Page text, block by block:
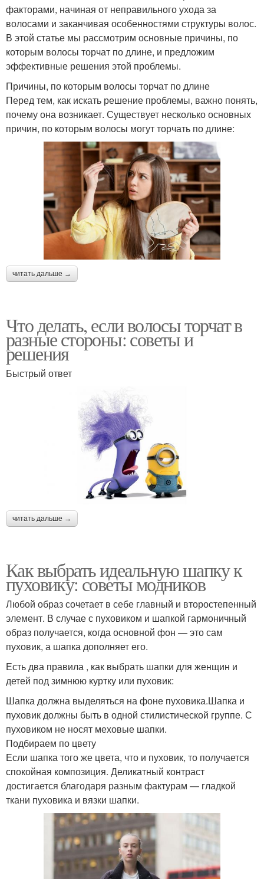
факторами, начиная от неправильного ухода за
волосами и заканчивая особенностями структуры волос.
В этой статье мы рассмотрим основные причины, по
которым волосы торчат по длине, и предложим
эффективные решения этой проблемы.
Причины, по которым волосы торчат по длине
Перед тем, как искать решение проблемы, важно понять,
почему она возникает. Существует несколько основных
причин, по которым волосы могут торчать по длине:
читать дальше →
Что делать, если волосы торчат в
разные стороны: советы и
решения
Быстрый ответ
читать дальше →
Как выбрать идеальную шапку к
пуховику: советы модников
Любой образ сочетает в себе главный и второстепенный
элемент. В случае с пуховиком и шапкой гармоничный
образ получается, когда основной фон — это сам
пуховик, а шапка дополняет его.
Есть два правила , как выбрать шапки для женщин и
детей под зимнюю куртку или пуховик:
Шапка должна выделяться на фоне пуховика.Шапка и
пуховик должны быть в одной стилистической группе. С
пуховиком не носят меховые шапки.
Подбираем по цвету
Если шапка того же цвета, что и пуховик, то получается
спокойная композиция. Деликатный контраст
достигается благодаря разным фактурам — гладкой
ткани пуховика и вязки шапки.